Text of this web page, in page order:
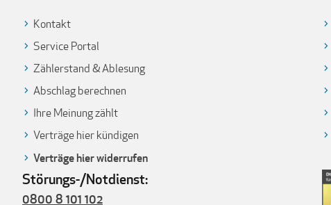
Kontakt
Service Portal
Zählerstand & Ablesung
Abschlag berechnen
Ihre Meinung zählt
Verträge hier kündigen
Verträge hier widerrufen
Störungs-/Notdienst:
0800 8 101 102